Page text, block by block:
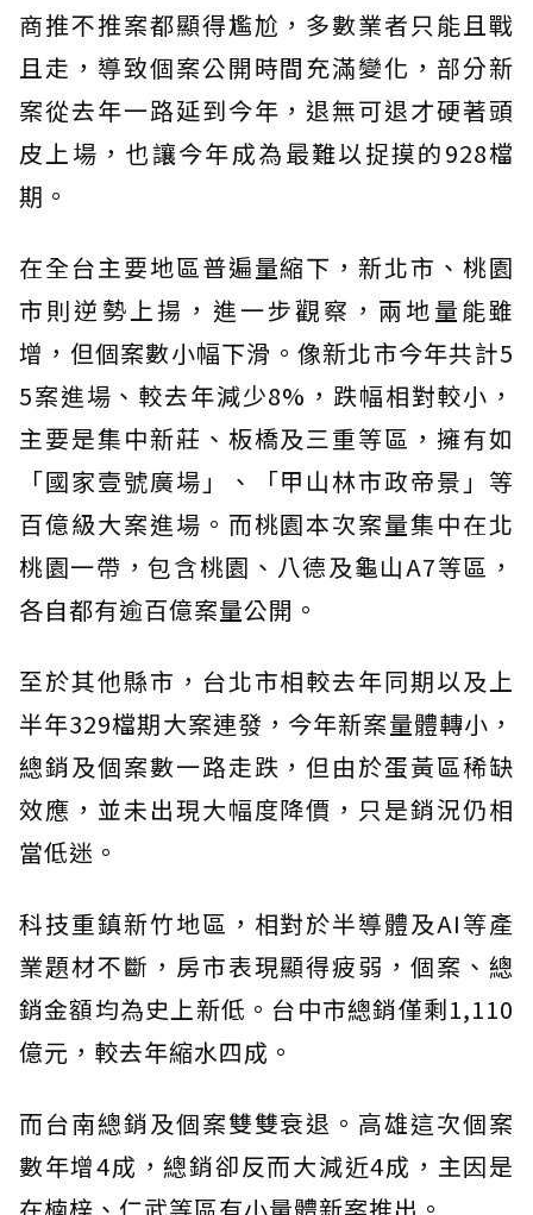
商推不推案都顯得尷尬，多數業者只能且戰
且走，導致個案公開時間充滿變化，部分新
案從去年一路延到今年，退無可退才硬著頭
皮上場，也讓今年成為最難以捉摸的928檔
期。
在全台主要地區普遍量縮下，新北市、桃園
市則逆勢上揚，進一步觀察，兩地量能雖
增，但個案數小幅下滑。像新北市今年共計5
5案進場、較去年減少8%，跌幅相對較小，
主要是集中新莊、板橋及三重等區，擁有如
「國家壹號廣場」、「甲山林市政帝景」等
百億級大案進場。而桃園本次案量集中在北
桃園一帶，包含桃園、八德及龜山A7等區，
各自都有逾百億案量公開。
至於其他縣市，台北市相較去年同期以及上
半年329檔期大案連發，今年新案量體轉小，
總銷及個案數一路走跌，但由於蛋黃區稀缺
效應，並未出現大幅度降價，只是銷況仍相
當低迷。
科技重鎮新竹地區，相對於半導體及AI等產
業題材不斷，房市表現顯得疲弱，個案、總
銷金額均為史上新低。台中市總銷僅剩1,110
億元，較去年縮水四成。
而台南總銷及個案雙雙衰退。高雄這次個案
數年增4成，總銷卻反而大減近4成，主因是